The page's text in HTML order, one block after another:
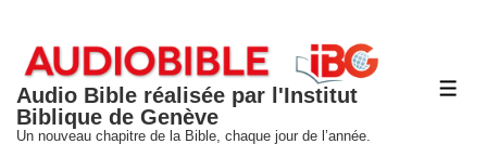
passer
contenu
principal
Audio Bible réalisée par l'Institut
Biblique de Genève
Un nouveau chapitre de la Bible, chaque jour de l’année.